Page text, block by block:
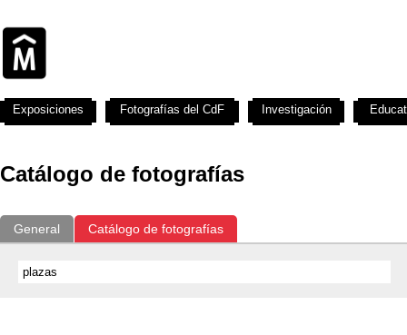
Catálogo de fotografías
General Catálogo de fotografías
Exposiciones Fotografías del CdF Investigación